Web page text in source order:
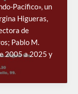
Pacífico», un
Higueras,
de
Pablo M.
2005 a 2025 y